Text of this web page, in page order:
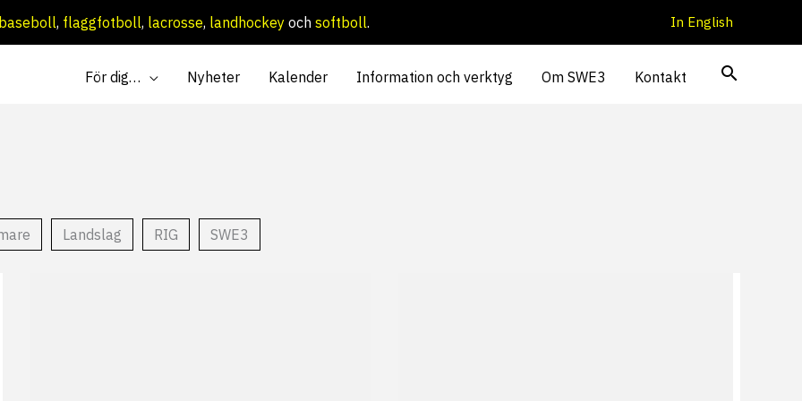
baseboll, flaggfotboll, lacrosse, landhockey och softboll. In English
För dig… Nyheter Kalender Information och verktyg Om SWE3 Kontakt
Landslag RIG SWE3